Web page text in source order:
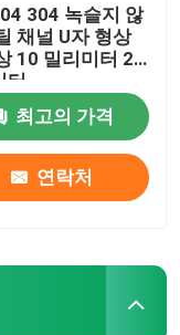
304 녹슬지 않
채널 U자 형상
10 밀리미터 20
터
최고의 가격
연락처